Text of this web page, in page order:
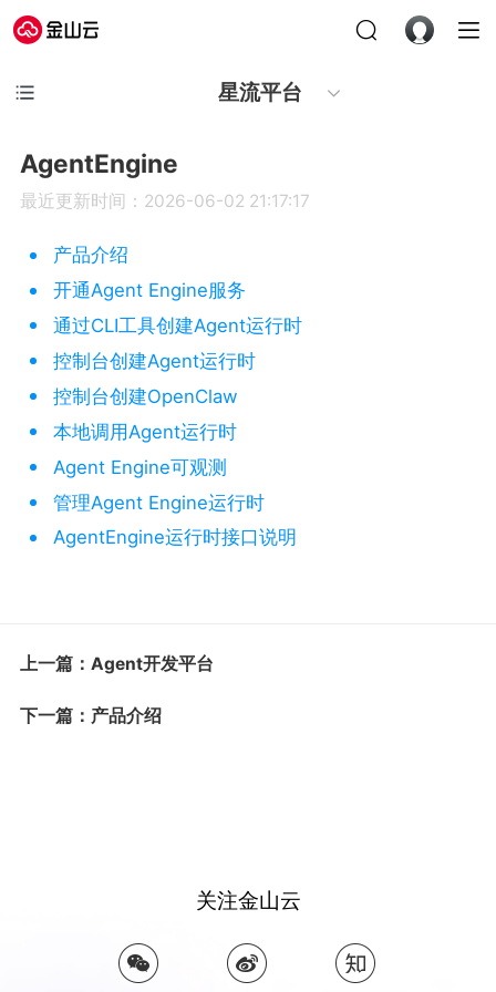
星流平台
AgentEngine
最近更新时间：2026-06-02 21:17:17
产品介绍
开通Agent Engine服务
通过CLI工具创建Agent运行时
控制台创建Agent运行时
控制台创建OpenClaw
本地调用Agent运行时
Agent Engine可观测
管理Agent Engine运行时
AgentEngine运行时接口说明
上一篇：Agent开发平台
下一篇：产品介绍
关注金山云